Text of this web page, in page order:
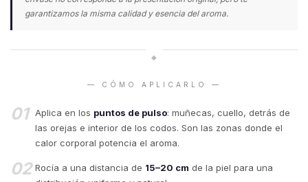
garantizamos la misma calidad y esencia del aroma.
◆
— CÓMO APLICARLO —
01 Aplica en los puntos de pulso: muñecas, cuello, detrás de
las orejas e interior de los codos. Son las zonas donde el
calor corporal potencia el aroma.
02 Rocía a una distancia de 15–20 cm de la piel para una